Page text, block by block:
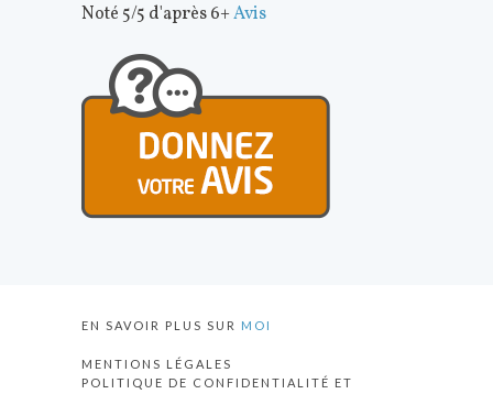
Noté 5/5 d'après 6+Avis
EN SAVOIR PLUS SUR MOI
MENTIONS LÉGALES
POLITIQUE DE CONFIDENTIALITÉ ET